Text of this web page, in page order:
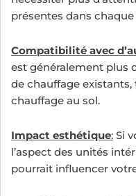
présentes dans chaque
Compatibilité avec
est généralement plus
de chauffage
chauffage au sol.
Impact esthétique: Si
l’aspect des unités
pourrait influencer